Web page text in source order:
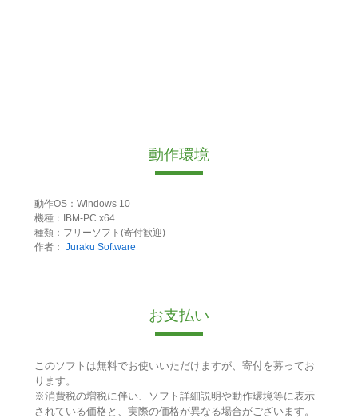
動作環境
動作OS：Windows 10
機種：IBM-PC x64
種類：フリーソフト(寄付歓迎)
作者： Juraku Software
お支払い
このソフトは無料でお使いいただけますが、寄付を募ってお
ります。
※消費税の増税に伴い、ソフト詳細説明や動作環境等に表示
されている価格と、実際の価格が異なる場合がございます。